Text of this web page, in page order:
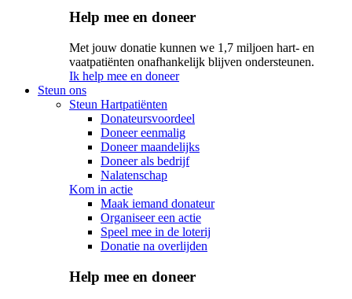
Help mee en doneer
Met jouw donatie kunnen we 1,7 miljoen hart- en
vaatpatiënten onafhankelijk blijven ondersteunen.
Ik help mee en doneer
Steun ons
Steun Hartpatiënten
Donateursvoordeel
Doneer eenmalig
Doneer maandelijks
Doneer als bedrijf
Nalatenschap
Kom in actie
Maak iemand donateur
Organiseer een actie
Speel mee in de loterij
Donatie na overlijden
Help mee en doneer